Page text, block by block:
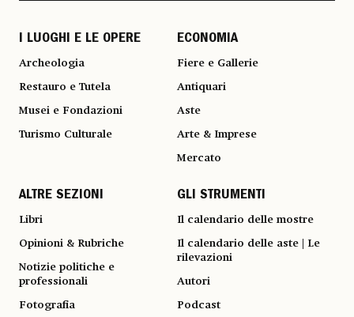
I LUOGHI E LE OPERE
Archeologia
Restauro e Tutela
Musei e Fondazioni
Turismo Culturale
ECONOMIA
Fiere e Gallerie
Antiquari
Aste
Arte & Imprese
Mercato
ALTRE SEZIONI
Libri
Opinioni & Rubriche
Notizie politiche e
professionali
Fotografia
GLI STRUMENTI
Il calendario delle mostre
Il calendario delle aste | Le
rilevazioni
Autori
Podcast